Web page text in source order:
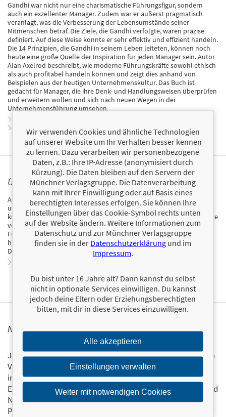
Gandhi war nicht nur eine charismatische Führungsfigur, sondern
auch ein exzellenter Manager. Zudem war er äußerst pragmatisch
veranlagt, was die Verbesserung der Lebensumstände seiner
Mitmenschen betraf. Die Ziele, die Gandhi verfolgte, waren präzise
definiert. Auf diese Weise konnte er sehr effektiv und effizient handeln.
Die 14 Prinzipien, die Gandhi in seinem Leben leiteten, können noch
heute eine große Quelle der Inspiration für jeden Manager sein. Autor
Alan Axelrod beschreibt, wie moderne Führungskräfte sowohl ethisch
als auch profitabel handeln können und zeigt dies anhand von
Beispielen aus der heutigen Unternehmenskultur. Das Buch ist
gedacht für Manager, die ihre Denk- und Handlungsweisen überprüfen
und erweitern wollen und sich nach neuen Wegen in der
Unternehmensführung umsehen.
ÜBER ALAN AXELROD
Alan Axelrod verfasst Bücher zu den Themen Geschichte, Wirtschaft
und Management. Zudem fungiert er als Berater für Museen und
kulturelle Einrichtungen. Er hat sich intensiv mit der Lebensgeschichte
von Gandhi auseinandergesetzt und dabei Kernelemente seines
Führungsstils herausgearbeitet, die auch heutzutage ihre Gültigkeit
haben. Axelrod ist in den USA durch seine Arbeit für den TV-Sender
Discovery Channel einem großen Publikum bekannt.
NEWSLETTER FINANZBUCH VERLAG
Ja, ich will mit dem kostenlosen Newsletter des FinanzBuch
Verlags über die aktuellen Trends im Finanzbereich
informiert bleiben.
Einmal pro Monat landen die aktuellsten Entwicklungen und
Neuerscheinungen via Newsletter direkt in Ihrem E-Mail-
Postfach.
Wir verwenden Cookies und ähnliche Technologien
auf unserer Website um Ihr Verhalten besser kennen
zu lernen. Dazu verarbeiten wir personenbezogene
Daten, z.B.: Ihre IP-Adresse (anonymisiert durch
Kürzung). Die Daten bleiben auf den Servern der
Münchner Verlagsgruppe. Die Datenverarbeitung
kann mit Ihrer Einwilligung oder auf Basis eines
berechtigten Interesses erfolgen. Sie können Ihre
Einstellungen über das Cookie-Symbol rechts unten
auf der Website ändern. Weitere Informationen zum
Datenschutz und zur Münchner Verlagsgruppe
finden sie in der Datenschutzerklärung und im
Impressum.
Du bist unter 16 Jahre alt? Dann kannst du selbst
nicht in optionale Services einwilligen. Du kannst
jedoch deine Eltern oder Erziehungsberechtigten
bitten, mit dir in diese Services einzuwilligen.
Alle akzeptieren
Einstellungen verwalten
Weiter mit notwendigen Cookies